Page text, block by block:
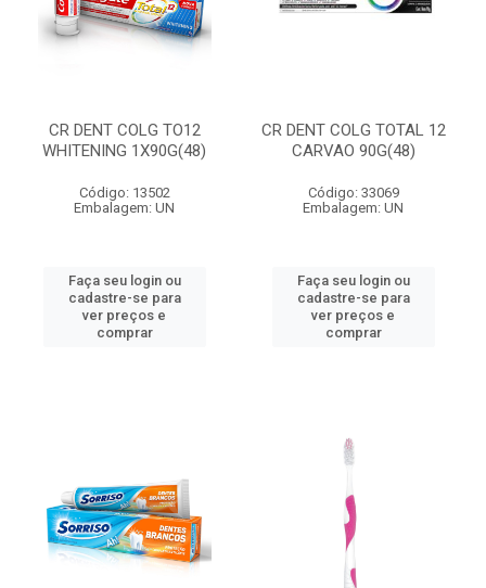
CR DENT COLG TO12
WHITENING 1X90G(48)
Código: 13502
Embalagem: UN
Faça seu login ou
cadastre-se para
ver preços e
comprar
CR DENT COLG TOTAL 12
CARVAO 90G(48)
Código: 33069
Embalagem: UN
Faça seu login ou
cadastre-se para
ver preços e
comprar